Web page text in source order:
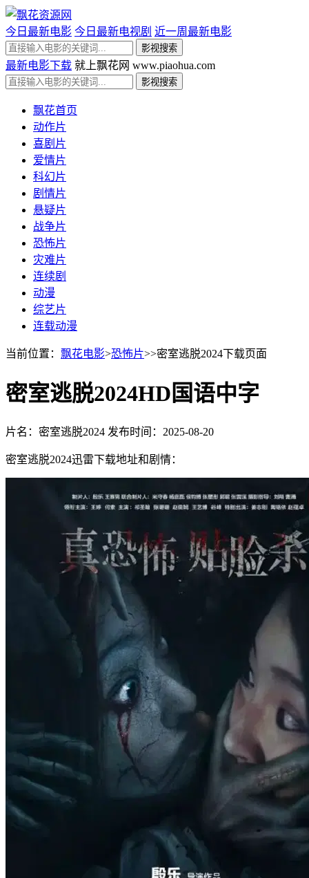
今日最新电影 今日最新电视剧 近一周最新电影
最新电影下载 就上飘花网 www.piaohua.com
飘花首页
动作片
喜剧片
爱情片
科幻片
剧情片
悬疑片
战争片
恐怖片
灾难片
连续剧
动漫
综艺片
连载动漫
当前位置： 飘花电影>恐怖片>>密室逃脱2024下载页面
密室逃脱2024HD国语中字
片名：密室逃脱2024 发布时间：2025-08-20
密室逃脱2024迅雷下载地址和剧情：